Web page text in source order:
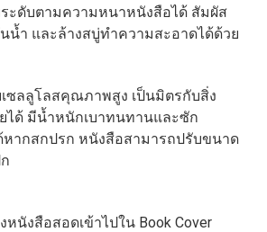
ระดับตามความหนาหนังสือได้ สัมผัส
น้ำ และล้างสบู่ทำความสะอาดได้ด้วย
เซลลูโลสคุณภาพสูง เป็นมิตรกับสิ่ง
ได้ มีน้ำหนักเบาทนทานและซัก
ากสกปรก หนังสือสามารถปรับขนาด
นังสือสอดเข้าไปใน Book Cover